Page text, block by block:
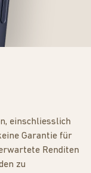
einschliesslich
Garantie für
Renditen
zu